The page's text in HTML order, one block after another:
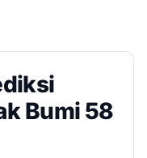
Bumi 58